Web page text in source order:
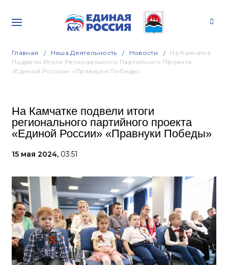
Главная Наша Деятельность Новости
На Камчатке
Подвели Итоги Регионального Партийного Проекта
«Единой России» «Правнуки Победы»
На Камчатке подвели итоги
регионального партийного проекта
«Единой России» «Правнуки Победы»
15 мая 2024, 03:51